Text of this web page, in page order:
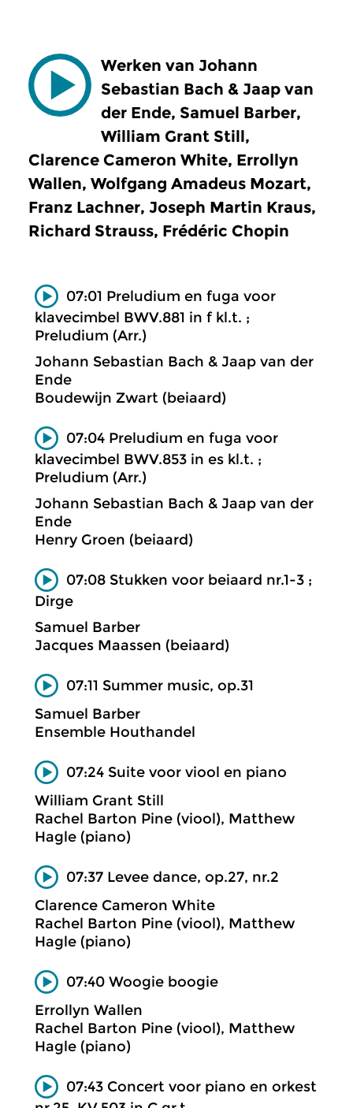
Werken van Johann
Sebastian Bach & Jaap van
der Ende, Samuel Barber,
William Grant Still,
Clarence Cameron White, Errollyn
Wallen, Wolfgang Amadeus Mozart,
Franz Lachner, Joseph Martin Kraus,
Richard Strauss, Frédéric Chopin
07:01 Preludium en fuga voor
klavecimbel BWV.881 in f kl.t. ;
Preludium (Arr.)
Johann Sebastian Bach & Jaap van der
Ende
Boudewijn Zwart (beiaard)
07:04 Preludium en fuga voor
klavecimbel BWV.853 in es kl.t. ;
Preludium (Arr.)
Johann Sebastian Bach & Jaap van der
Ende
Henry Groen (beiaard)
07:08 Stukken voor beiaard nr.1-3 ;
Dirge
Samuel Barber
Jacques Maassen (beiaard)
07:11 Summer music, op.31
Samuel Barber
Ensemble Houthandel
07:24 Suite voor viool en piano
William Grant Still
Rachel Barton Pine (viool), Matthew
Hagle (piano)
07:37 Levee dance, op.27, nr.2
Clarence Cameron White
Rachel Barton Pine (viool), Matthew
Hagle (piano)
07:40 Woogie boogie
Errollyn Wallen
Rachel Barton Pine (viool), Matthew
Hagle (piano)
07:43 Concert voor piano en orkest